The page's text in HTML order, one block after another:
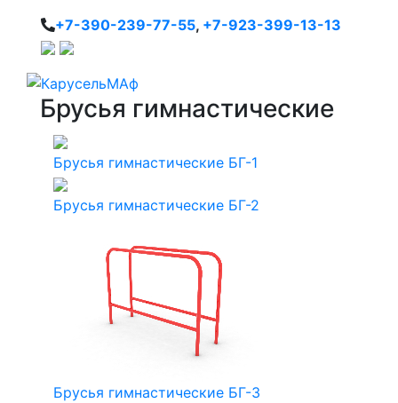
+7-390-239-77-55, +7-923-399-13-13
Брусья гимнастические
Брусья гимнастические БГ-1
Брусья гимнастические БГ-2
Брусья гимнастические БГ-3